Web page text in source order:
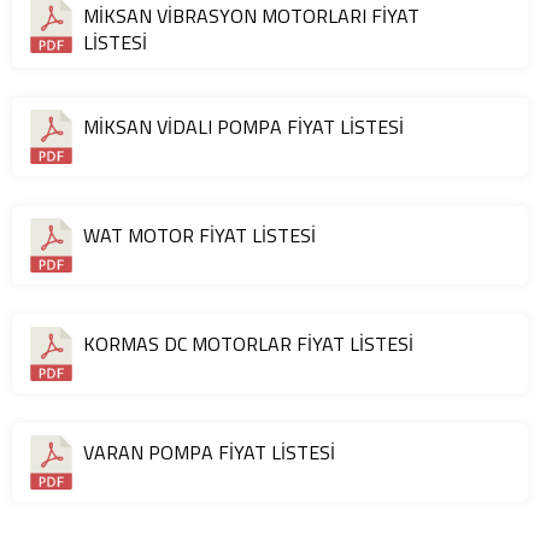
MİKSAN VİBRASYON MOTORLARI FİYAT
LİSTESİ
MİKSAN VİDALI POMPA FİYAT LİSTESİ
WAT MOTOR FİYAT LİSTESİ
KORMAS DC MOTORLAR FİYAT LİSTESİ
VARAN POMPA FİYAT LİSTESİ